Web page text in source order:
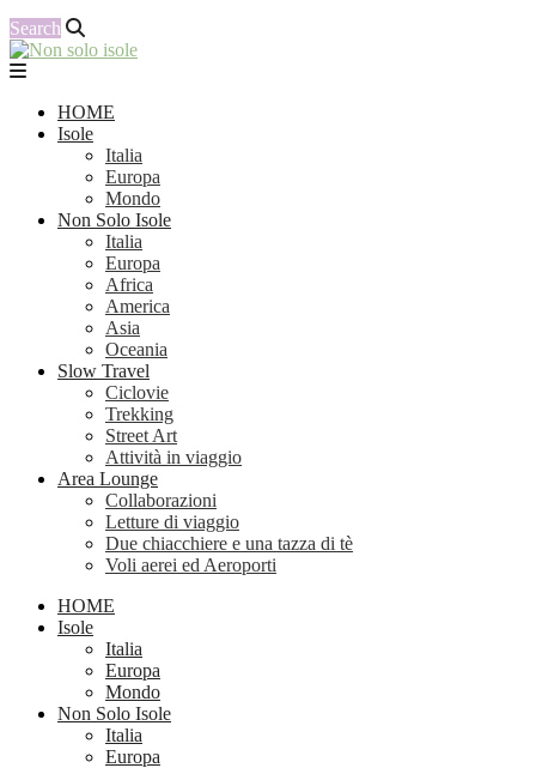
Search
HOME
Isole
Italia
Europa
Mondo
Non Solo Isole
Italia
Europa
Africa
America
Asia
Oceania
Slow Travel
Ciclovie
Trekking
Street Art
Attività in viaggio
Area Lounge
Collaborazioni
Letture di viaggio
Due chiacchiere e una tazza di tè
Voli aerei ed Aeroporti
HOME
Isole
Italia
Europa
Mondo
Non Solo Isole
Italia
Europa